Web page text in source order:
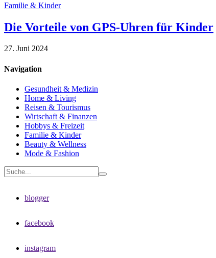
Familie & Kinder
Die Vorteile von GPS-Uhren für Kinder
27. Juni 2024
Navigation
Gesundheit & Medizin
Home & Living
Reisen & Tourismus
Wirtschaft & Finanzen
Hobbys & Freizeit
Familie & Kinder
Beauty & Wellness
Mode & Fashion
blogger
facebook
instagram